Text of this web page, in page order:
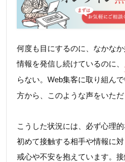
何度も目にするのに、なかなか
情報を発信し続けているのに、
らない。Web集客に取り組ん
方から、このような声をいただ
こうした状況には、必ず心理
初めて接触する相手や情報に
戒心や不安を抱えています。